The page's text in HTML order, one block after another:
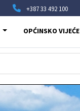
+387 33 492 100
OPĆINSKO VIJEĆE